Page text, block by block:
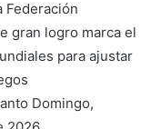
Federación
gran logro marca el
para ajustar
Domingo,